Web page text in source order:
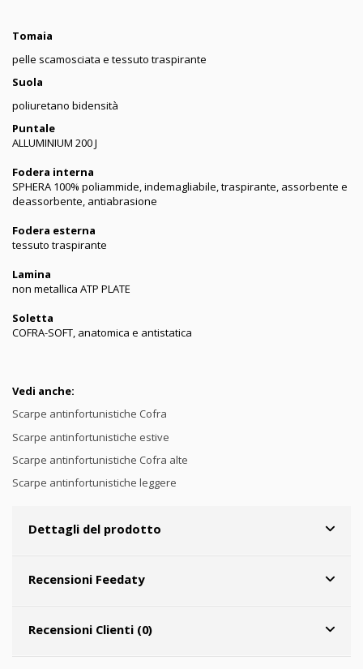
Tomaia
pelle scamosciata e tessuto traspirante
Suola
poliuretano bidensità
Puntale
ALLUMINIUM 200 J
Fodera interna
SPHERA 100% poliammide, indemagliabile, traspirante, assorbente e
deassorbente, antiabrasione
Fodera esterna
tessuto traspirante
Lamina
non metallica ATP PLATE
Soletta
COFRA-SOFT, anatomica e antistatica
Vedi anche:
Scarpe antinfortunistiche Cofra
Scarpe antinfortunistiche estive
Scarpe antinfortunistiche Cofra alte
Scarpe antinfortunistiche leggere
Dettagli del prodotto
Recensioni Feedaty
Recensioni Clienti (0)